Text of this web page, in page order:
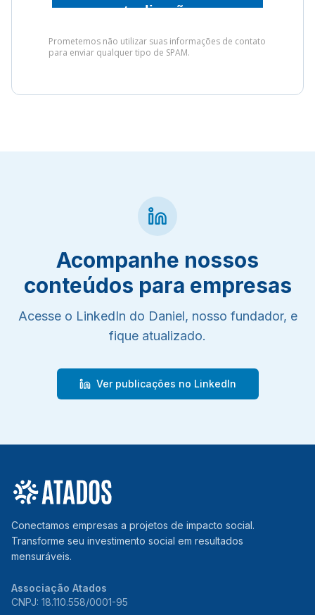
atualizações
Prometemos não utilizar suas informações de contato
para enviar qualquer tipo de SPAM.
Acompanhe nossos
conteúdos para empresas
Acesse o LinkedIn do Daniel, nosso fundador, e
fique atualizado.
Ver publicações no LinkedIn
Conectamos empresas a projetos de impacto social.
Transforme seu investimento social em resultados
mensuráveis.
Associação Atados
CNPJ: 18.110.558/0001-95